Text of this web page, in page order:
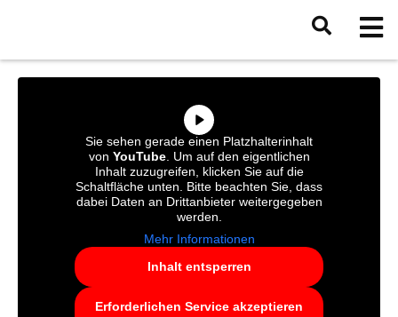
Sie sehen gerade einen Platzhalterinhalt
von YouTube. Um auf den eigentlichen
Inhalt zuzugreifen, klicken Sie auf die
Schaltfläche unten. Bitte beachten Sie, dass
dabei Daten an Drittanbieter weitergegeben
werden.
Mehr Informationen
Inhalt entsperren
Erforderlichen Service akzeptieren